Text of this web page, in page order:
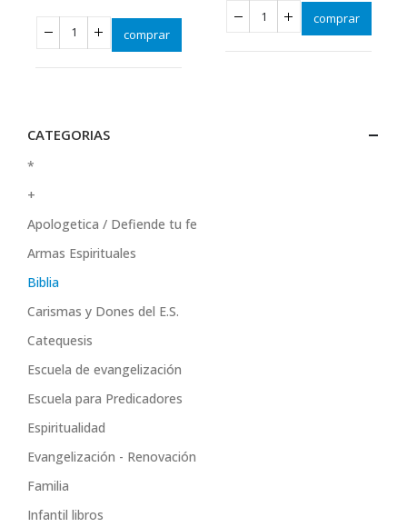
comprar
comprar
CATEGORIAS
*
+
Apologetica / Defiende tu fe
Armas Espirituales
Biblia
Carismas y Dones del E.S.
Catequesis
Escuela de evangelización
Escuela para Predicadores
Espiritualidad
Evangelización - Renovación
Familia
Infantil libros